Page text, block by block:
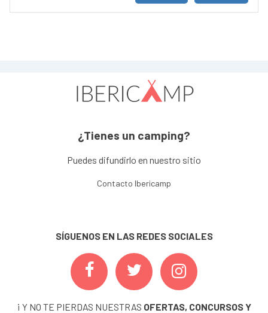
¿Tienes un camping?
Puedes difundirlo en nuestro sitio
Contacto Ibericamp
SÍGUENOS EN LAS REDES SOCIALES
¡ Y NO TE PIERDAS NUESTRAS OFERTAS, CONCURSOS Y